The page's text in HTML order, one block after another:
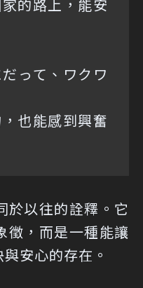
的路上，能安
って、ワクワ
也能感到興奮
於以往的詮釋。它
徵，而是一種能讓
安心的存在。